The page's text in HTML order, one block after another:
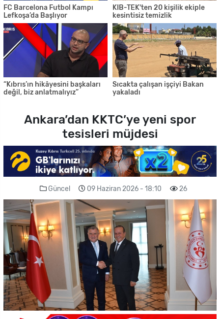
FC Barcelona Futbol Kampı
Lefkoşa’da Başlıyor
KIB-TEK'ten 20 kişilik ekiple
kesintisiz temizlik
“Kıbrıs’ın hikâyesini başkaları
değil, biz anlatmalıyız”
Sıcakta çalışan işçiyi Bakan
yakaladı
Ankara’dan KKTC’ye yeni spor
tesisleri müjdesi
Güncel 09 Haziran 2026 - 18:10 26